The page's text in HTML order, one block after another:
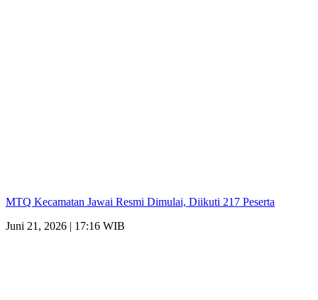
MTQ Kecamatan Jawai Resmi Dimulai, Diikuti 217 Peserta
Juni 21, 2026 | 17:16 WIB